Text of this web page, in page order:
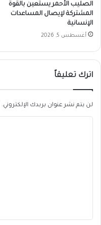
الصليب الأحمر يستعين بالقوة
المشتركة لإيصال المساعدات
الإنسانية
أغسطس 5, 2026
اترك تعليقاً
لن يتم نشر عنوان بريدك الإلكتروني.